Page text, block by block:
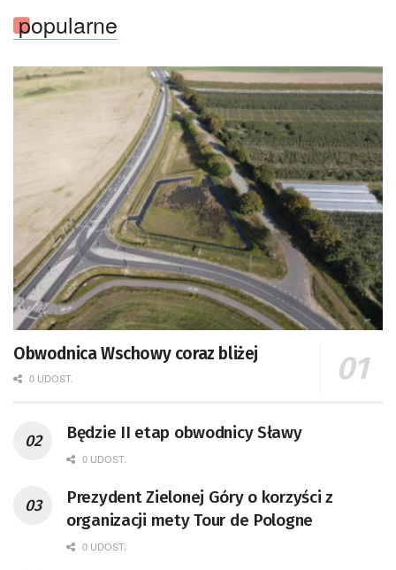
popularne
Obwodnica Wschowy coraz bliżej
0 UDOST.
Będzie II etap obwodnicy Sławy
0 UDOST.
Prezydent Zielonej Góry o korzyści z
organizacji mety Tour de Pologne
0 UDOST.